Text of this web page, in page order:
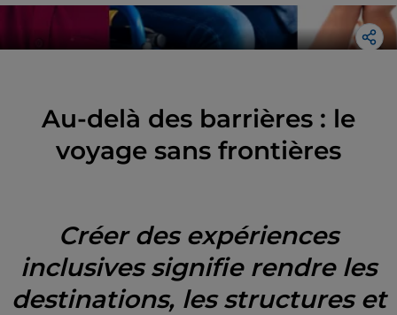
Au-delà des barrières : le
voyage sans frontières
Créer des expériences
inclusives signifie rendre les
destinations, les structures et